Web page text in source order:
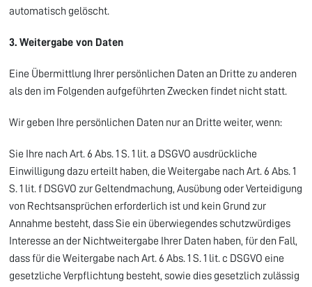
automatisch gelöscht.
3. Weitergabe von Daten
Eine Übermittlung Ihrer persönlichen Daten an Dritte zu anderen
als den im Folgenden aufgeführten Zwecken findet nicht statt.
Wir geben Ihre persönlichen Daten nur an Dritte weiter, wenn:
Sie Ihre nach Art. 6 Abs. 1 S. 1 lit. a DSGVO ausdrückliche
Einwilligung dazu erteilt haben, die Weitergabe nach Art. 6 Abs. 1
S. 1 lit. f DSGVO zur Geltendmachung, Ausübung oder Verteidigung
von Rechtsansprüchen erforderlich ist und kein Grund zur
Annahme besteht, dass Sie ein überwiegendes schutzwürdiges
Interesse an der Nichtweitergabe Ihrer Daten haben, für den Fall,
dass für die Weitergabe nach Art. 6 Abs. 1 S. 1 lit. c DSGVO eine
gesetzliche Verpflichtung besteht, sowie dies gesetzlich zulässig